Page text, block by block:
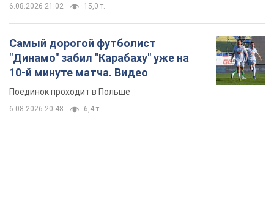
6.08.2026 21:02 15,0 т.
Самый дорогой футболист
"Динамо" забил "Карабаху" уже на
10-й минуте матча. Видео
Поединок проходит в Польше
6.08.2026 20:48 6,4 т.